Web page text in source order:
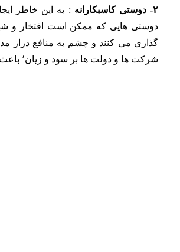
۲- دوستی کاسبکارانه
: به این خاطر
دوستی هایی که ممکن است افتخار و
گذاری می کنند و چشم به منافع دراز
شرکت ها و دولت ها بر سود و زیان٬ باعث شده است که خصلت کاسبکارانه در آشنایی افراد حرف اول را بزند.